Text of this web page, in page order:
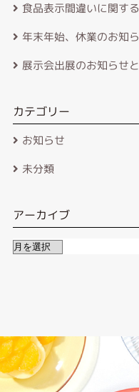
食品表示間違いに関す
年末年始、休業のお知ら
展示会出展のお知らせ
カテゴリー
お知らせ
未分類
アーカイブ